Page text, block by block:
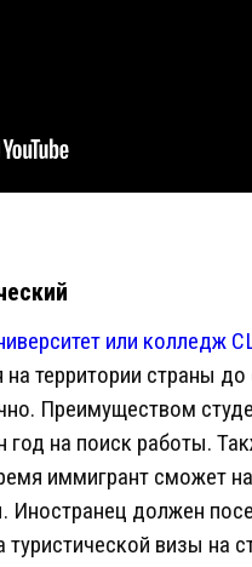
или колледж
территории страны
Преимуществом
год на поиск работы.
иммигрант сможет
должен
визы на